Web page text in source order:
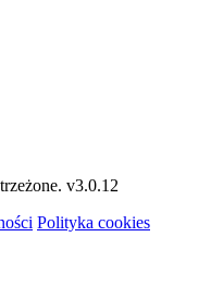
v3.0.12
Polityka cookies